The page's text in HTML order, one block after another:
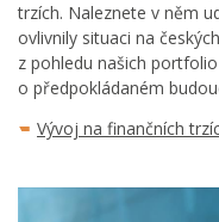
trzích. Naleznete v něm
ovlivnily situaci na
z pohledu našich
o předpokládaném
Vývoj na finančních